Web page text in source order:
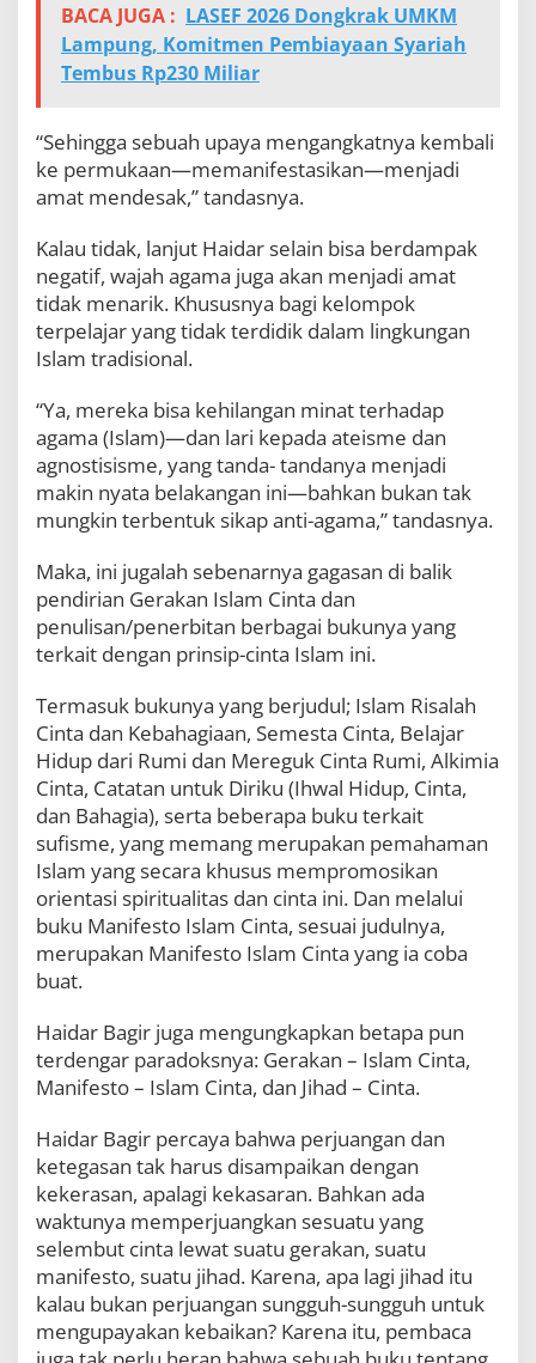
BACA JUGA : LASEF 2026 Dongkrak UMKM
Lampung, Komitmen Pembiayaan Syariah
Tembus Rp230 Miliar
“Sehingga sebuah upaya mengangkatnya kembali
ke permukaan—memanifestasikan—menjadi
amat mendesak,” tandasnya.
Kalau tidak, lanjut Haidar selain bisa berdampak
negatif, wajah agama juga akan menjadi amat
tidak menarik. Khususnya bagi kelompok
terpelajar yang tidak terdidik dalam lingkungan
Islam tradisional.
“Ya, mereka bisa kehilangan minat terhadap
agama (Islam)—dan lari kepada ateisme dan
agnostisisme, yang tanda- tandanya menjadi
makin nyata belakangan ini—bahkan bukan tak
mungkin terbentuk sikap anti-agama,” tandasnya.
Maka, ini jugalah sebenarnya gagasan di balik
pendirian Gerakan Islam Cinta dan
penulisan/penerbitan berbagai bukunya yang
terkait dengan prinsip-cinta Islam ini.
Termasuk bukunya yang berjudul; Islam Risalah
Cinta dan Kebahagiaan, Semesta Cinta, Belajar
Hidup dari Rumi dan Mereguk Cinta Rumi, Alkimia
Cinta, Catatan untuk Diriku (Ihwal Hidup, Cinta,
dan Bahagia), serta beberapa buku terkait
sufisme, yang memang merupakan pemahaman
Islam yang secara khusus mempromosikan
orientasi spiritualitas dan cinta ini. Dan melalui
buku Manifesto Islam Cinta, sesuai judulnya,
merupakan Manifesto Islam Cinta yang ia coba
buat.
Haidar Bagir juga mengungkapkan betapa pun
terdengar paradoksnya: Gerakan – Islam Cinta,
Manifesto – Islam Cinta, dan Jihad – Cinta.
Haidar Bagir percaya bahwa perjuangan dan
ketegasan tak harus disampaikan dengan
kekerasan, apalagi kekasaran. Bahkan ada
waktunya memperjuangkan sesuatu yang
selembut cinta lewat suatu gerakan, suatu
manifesto, suatu jihad. Karena, apa lagi jihad itu
kalau bukan perjuangan sungguh-sungguh untuk
mengupayakan kebaikan? Karena itu, pembaca